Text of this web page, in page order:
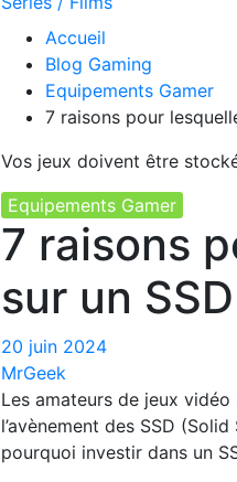
Accueil
Blog Gaming
Equipements Gamer
7 raisons pour
Vos jeux doivent être
Equipements Gamer
7 raisons
sur un
20 juin 2024
MrGeek
Les amateurs de jeux
l’avènement des SSD
pourquoi investir dans un